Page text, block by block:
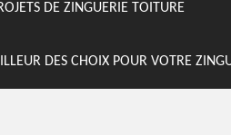
DE ZINGUERIE TOITURE
DES CHOIX POUR VOTRE